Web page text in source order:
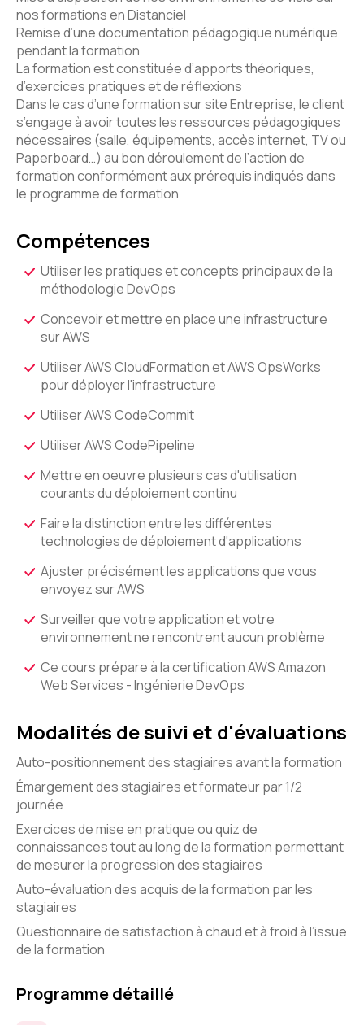
nos formations en Distanciel
Remise d’une documentation pédagogique numérique
pendant la formation
La formation est constituée d’apports théoriques,
d’exercices pratiques et de réflexions
Dans le cas d’une formation sur site Entreprise, le client
s’engage à avoir toutes les ressources pédagogiques
nécessaires (salle, équipements, accès internet, TV ou
Paperboard…) au bon déroulement de l’action de
formation conformément aux prérequis indiqués dans
le programme de formation
Compétences
Utiliser les pratiques et concepts principaux de la
méthodologie DevOps
Concevoir et mettre en place une infrastructure
sur AWS
Utiliser AWS CloudFormation et AWS OpsWorks
pour déployer l'infrastructure
Utiliser AWS CodeCommit
Utiliser AWS CodePipeline
Mettre en oeuvre plusieurs cas d'utilisation
courants du déploiement continu
Faire la distinction entre les différentes
technologies de déploiement d'applications
Ajuster précisément les applications que vous
envoyez sur AWS
Surveiller que votre application et votre
environnement ne rencontrent aucun problème
Ce cours prépare à la certification AWS Amazon
Web Services - Ingénierie DevOps
Modalités de suivi et d'évaluations
Auto-positionnement des stagiaires avant la formation
Émargement des stagiaires et formateur par 1/2
journée
Exercices de mise en pratique ou quiz de
connaissances tout au long de la formation permettant
de mesurer la progression des stagiaires
Auto-évaluation des acquis de la formation par les
stagiaires
Questionnaire de satisfaction à chaud et à froid à l’issue
de la formation
Programme détaillé